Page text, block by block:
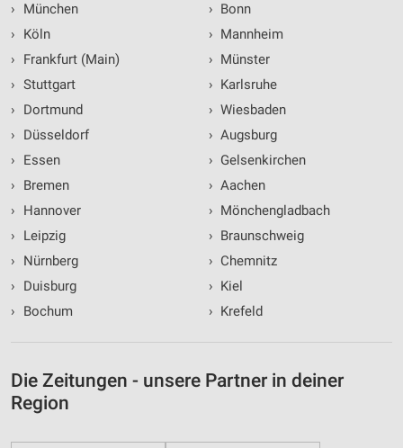
›
München
›
Köln
›
Frankfurt (Main)
› Stuttgart
›
Dortmund
›
Düsseldorf
›
Essen
›
Bremen
›
Hannover
›
Leipzig
›
Nürnberg
›
Duisburg
›
Bochum
› Bonn
› Mannheim
› Münster
› Karlsruhe
› Wiesbaden
› Augsburg
› Gelsenkirchen
› Aachen
› Mönchengladbach
› Braunschweig
› Chemnitz
› Kiel
› Krefeld
Die Zeitungen - unsere Partner in deiner
Region